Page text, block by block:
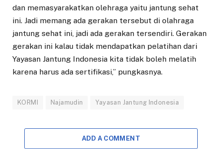
dan memasyarakatkan olehraga yaitu jantung sehat
ini. Jadi memang ada gerakan tersebut di olahraga
jantung sehat ini, jadi ada gerakan tersendiri. Gerakan
gerakan ini kalau tidak mendapatkan pelatihan dari
Yayasan Jantung Indonesia kita tidak boleh melatih
karena harus ada sertifikasi,” pungkasnya.
KORMI Najamudin Yayasan Jantung Indonesia
ADD A COMMENT